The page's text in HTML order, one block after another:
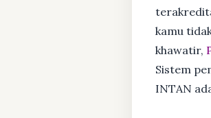
kamu
khawatir,
Sistem
INTAN